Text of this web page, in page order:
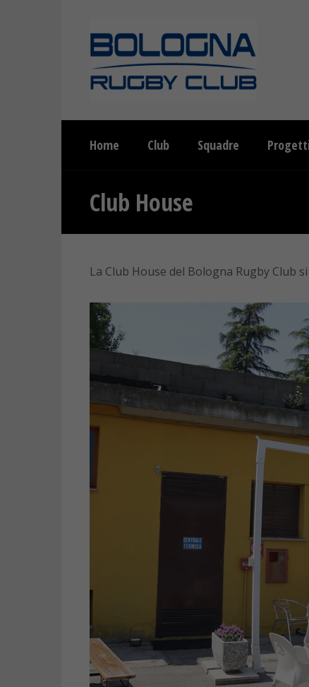
Home Club Squadre
Club House
La Club House del Bologna Rugby Club